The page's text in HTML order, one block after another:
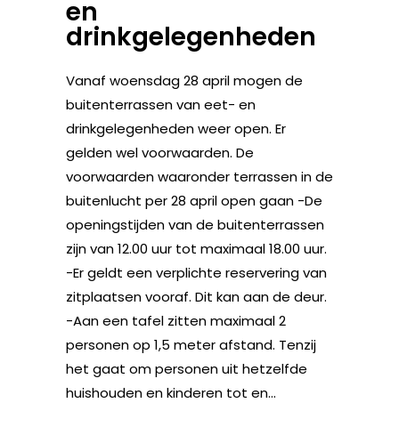
en
drinkgelegenheden
Vanaf woensdag 28 april mogen de
buitenterrassen van eet- en
drinkgelegenheden weer open. Er
gelden wel voorwaarden. De
voorwaarden waaronder terrassen in de
buitenlucht per 28 april open gaan -De
openingstijden van de buitenterrassen
zijn van 12.00 uur tot maximaal 18.00 uur.
-Er geldt een verplichte reservering van
zitplaatsen vooraf. Dit kan aan de deur.
-Aan een tafel zitten maximaal 2
personen op 1,5 meter afstand. Tenzij
het gaat om personen uit hetzelfde
huishouden en kinderen tot en...